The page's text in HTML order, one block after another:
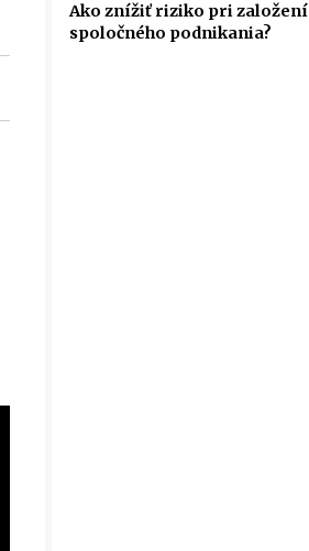
Ako znížiť riziko pri založení
spoločného podnikania?